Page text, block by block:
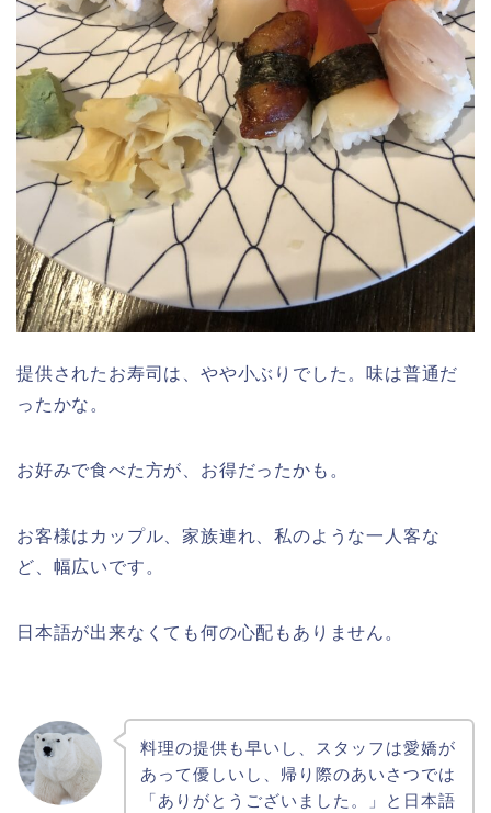
提供されたお寿司は、やや小ぶりでした。味は普通だ
ったかな。
お好みで食べた方が、お得だったかも。
お客様はカップル、家族連れ、私のような一人客な
ど、幅広いです。
日本語が出来なくても何の心配もありません。
料理の提供も早いし、スタッフは愛嬌が
あって優しいし、帰り際のあいさつでは
「ありがとうございました。」と日本語